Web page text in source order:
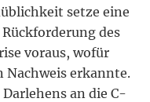
setze eine
des
voraus, wofür
Nachweis erkannte.
an die C-